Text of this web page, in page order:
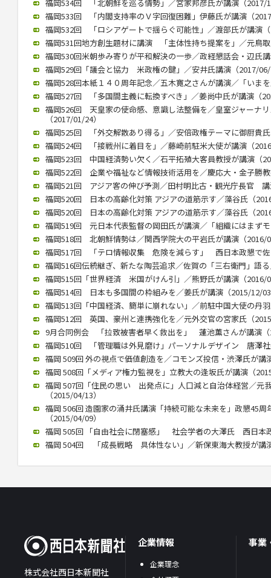
福岡534回 「北朝鮮を巡る情勢」／宮家邦彦氏が講演（2017/
福岡533回 「内閣支持率のＶ字回復困難」伊藤氏が講演（
福岡532回 「ロシアゲートで揺らぐ可能性」／渡部氏が講演
福岡531回地方創生題材に講演 「主体性持ち提案を」／元鳥
福岡530回米朝歩み寄りが平和解決の一歩／政経懇話会・辺氏
福岡529回「議会と協力 米政権の鍵」／安井氏講演（2017/
福岡528回本紙１４０周年記念／五木寛之さんが講演／「いま
福岡527回 「多国間主義に転換すべき」／姜尚中氏が講演（
福岡526回 天皇家の使命感、意識し法整備を／皇室ジャーナ
（2017/01/24）
福岡525回 「外交解散あり得る」／安倍政権テーマに御厨貴
福岡524回 「接戦州に着目を」／藤崎前駐米大使が講演（
福岡523回 中国経済勢い欠く／石平拓殖大客員教授が講演（
福岡522回 企業や福祉など情報技術活用を／慶応大・金子勝
福岡521回 アジア客の伸び予測／田村明比古・観光庁長官 講
福岡520回 日本の高齢化対策 アジアの道筋示す／藻谷氏（
福岡520回 日本の高齢化対策 アジアの道筋示す／藻谷氏（
福岡519回 元日本代表監督の岡田氏が講演／「組織にはまず
福岡518回 北朝鮮情勢は／関西学院大の平岩氏が講演（2016/
福岡517回 「テロ情報収集 危険を減らす」 西日本政懇で佐
福岡516回伝統継ぎ、新たな陶芸追求／佐賀の「三右衛門」語
福岡515回「世界経済 米国がけん引」／熊野氏が講演（2016/
福岡514回 日本も多国間の枠組みを／姜氏が講演（2015/12/
福岡513回「中国経済、簡単に崩れない」／前駐中国大使の丹
福岡512回 英国、豪州と連携強化を／元外交官の宮家氏（
9月合同例会 「拉致被害者早く救出を」 蓮池薫さんが講演
福岡510回 「管理職は外見磨け」パーソナルデザイン 唐澤
福岡 509回 外の視点で価値創造を／コモンズ投信・渋澤氏が講
福岡 508回「メディア権力監視を」立教大の逢坂氏が講演（
福岡 507回「住民の思い 出発点に」人口減と自治体経営／元
（2015/04/13）
福岡 506回 造園家の涌井氏講演「持続可能な未来を」政懇45
（2015/04/09）
福岡 505回 「自由社会に閉塞感」 社会学者の大澤氏 西日本
福岡 504回 「成長戦略 具体性ない」／新保東海大教授が講
株式会社西日本新聞社
企業情報
企業理念
事業